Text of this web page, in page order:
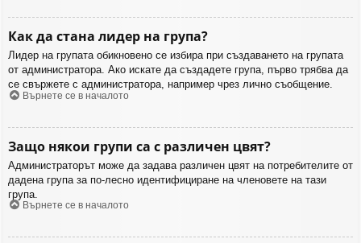
Как да стана лидер на група?
Лидер на групата обикновено се избира при създаването на групата
от администратора. Ако искате да създадете група, първо трябва да
се свържете с администратора, например чрез лично съобщение.
Върнете се в началото
Защо някои групи са с различен цвят?
Администраторът може да задава различен цвят на потребителите от
дадена група за по-лесно идентифициране на членовете на тази
група.
Върнете се в началото